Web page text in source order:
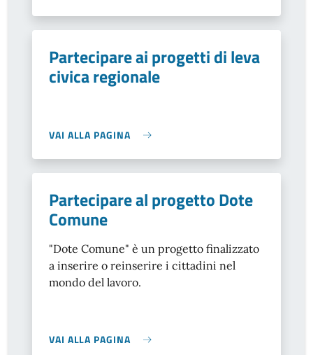
Partecipare ai progetti di leva
civica regionale
VAI ALLA PAGINA
Partecipare al progetto Dote
Comune
"Dote Comune" è un progetto finalizzato
a inserire o reinserire i cittadini nel
mondo del lavoro.
VAI ALLA PAGINA